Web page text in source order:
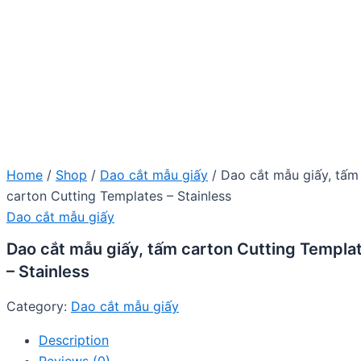
Home / Shop / Dao cắt mẫu giấy / Dao cắt mẫu giấy, tấm
carton Cutting Templates – Stainless
Dao cắt mẫu giấy
Dao cắt mẫu giấy, tấm carton Cutting
– Stainless
Category: Dao cắt mẫu giấy
Description